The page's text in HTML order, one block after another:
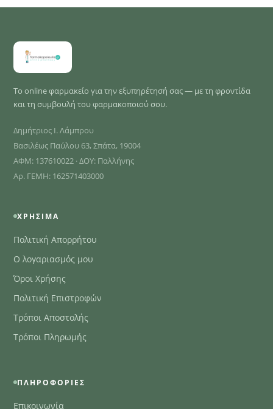
Το online φαρμακείο για την εξυπηρέτησή σας — με τη φροντίδα
και τη συμβουλή του φαρμακοποιού σου.
Δημήτριος Ι. Λάμπρου
Βασιλέως Παύλου 63, Σπάτα, 19004
ΑΦΜ: 137610022 · ΔΟΥ: Παλλήνης
Αρ. ΓΕΜΗ: 162571403000
ΧΡΉΣΙΜΑ
Πολιτική Απορρήτου
Ο λογαριασμός μου
Όροι Χρήσης
Πολιτική Επιστροφών
Τρόποι Αποστολής
Τρόποι Πληρωμής
ΠΛΗΡΟΦΟΡΊΕΣ
Επικοινωνία